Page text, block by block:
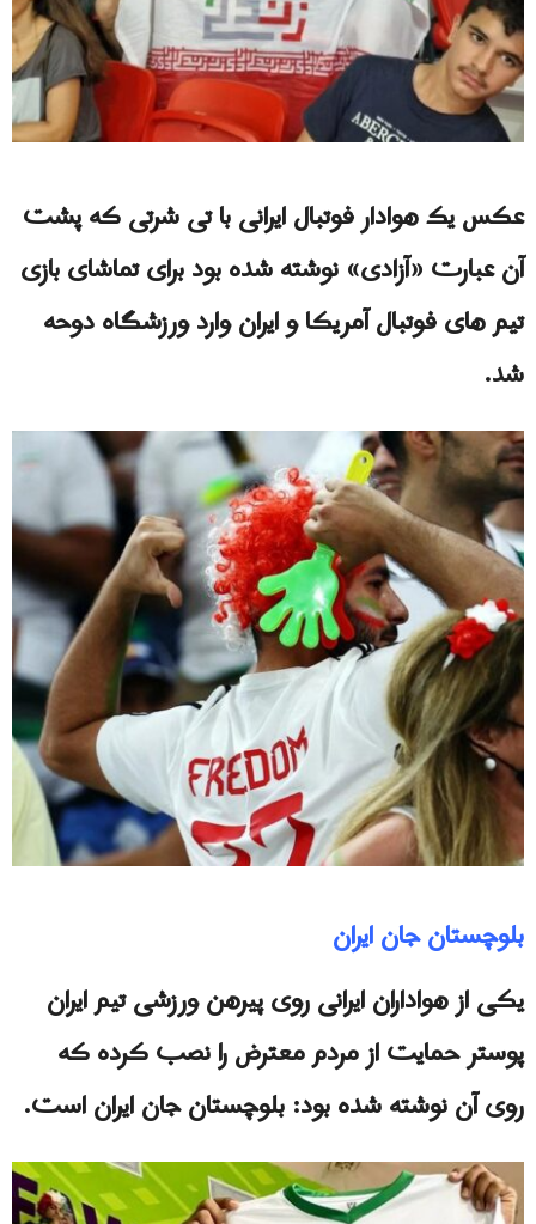
عکس یک هوادار فوتبال ایرانی با تی شرتی که پشت
آن عبارت «آزادی» نوشته شده بود برای تماشای بازی
تیم های فوتبال آمریکا و ایران وارد ورزشگاه دوحه
شد.
بلوچستان جان ایران
یکی از هواداران ایرانی روی پیرهن ورزشی تيم ايران
پوستر حمایت از مردم معترض را نصب کرده که
روی آن نوشته شده بود: بلوچستان جان ایران است.